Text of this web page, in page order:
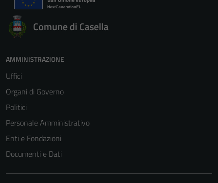
Comune di Casella
AMMINISTRAZIONE
Uffici
Organi di Governo
Politici
Personale Amministrativo
Enti e Fondazioni
Documenti e Dati